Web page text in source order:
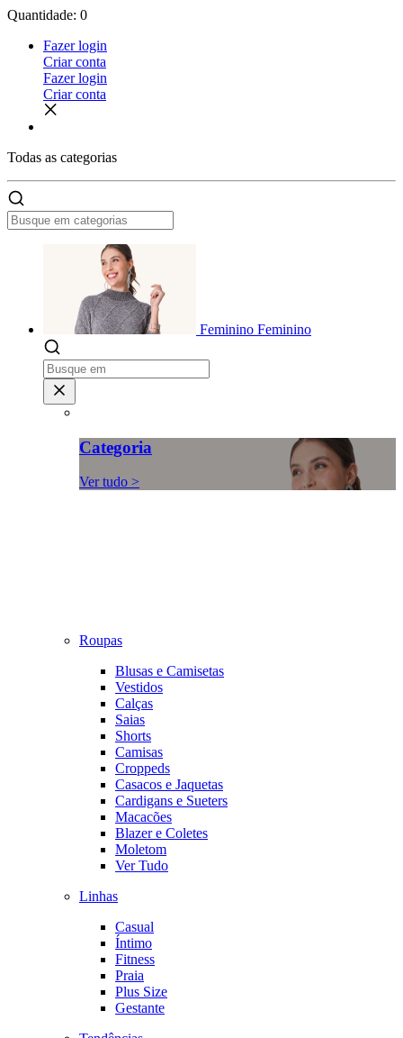
Quantidade: 0
Fazer login
Criar conta
Fazer login
Criar conta
Todas as categorias
Feminino Feminino
Categoria
Ver tudo >
Roupas
Blusas e Camisetas
Vestidos
Calças
Saias
Shorts
Camisas
Croppeds
Casacos e Jaquetas
Cardigans e Sueters
Macacões
Blazer e Coletes
Moletom
Ver Tudo
Linhas
Casual
Íntimo
Fitness
Praia
Plus Size
Gestante